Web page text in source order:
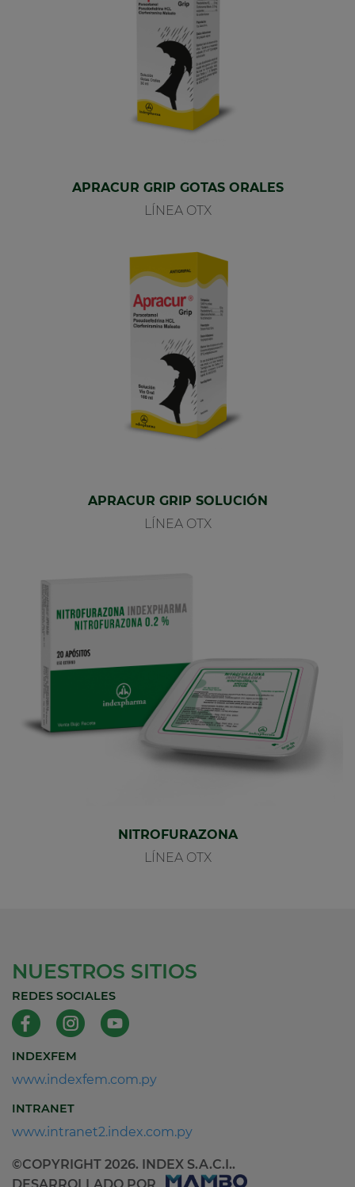
APRACUR GRIP GOTAS ORALES
LÍNEA OTX
APRACUR GRIP SOLUCIÓN
LÍNEA OTX
NITROFURAZONA
LÍNEA OTX
NUESTROS SITIOS
REDES SOCIALES
INDEXFEM
www.indexfem.com.py
INTRANET
www.intranet2.index.com.py
©COPYRIGHT 2026. INDEX S.A.C.I..